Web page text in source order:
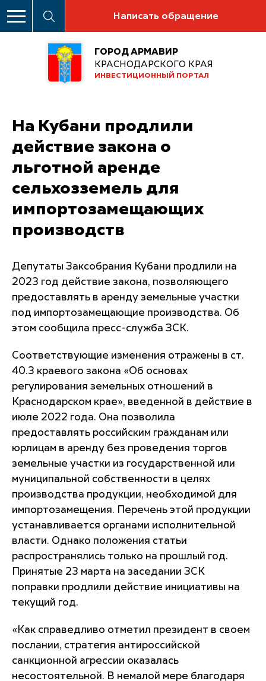
Написать обращение
ГОРОД АРМАВИР
КРАСНОДАРСКОГО КРАЯ
ИНВЕСТИЦИОННЫЙ ПОРТАЛ
На Кубани продлили
действие закона о
льготной аренде
сельхозземель для
импортозамещающих
производств
Депутаты Заксобрания Кубани продлили на
2023 год действие закона, позволяющего
предоставлять в аренду земельные участки
под импортозамещающие производства. Об
этом сообщила пресс-служба ЗСК.
Соответствующие изменения отражены в ст.
40.3 краевого закона «Об основах
регулирования земельных отношений в
Краснодарском крае», введенной в действие в
июле 2022 года. Она позволила
предоставлять российским гражданам или
юрлицам в аренду без проведения торгов
земельные участки из государственной или
муниципальной собственности в целях
производства продукции, необходимой для
импортозамещения. Перечень этой продукции
устанавливается органами исполнительной
власти. Однако положения статьи
распространялись только на прошлый год.
Принятые 23 марта на заседании ЗСК
поправки продлили действие инициативы на
текущий год.
«Как справедливо отметил президент в своем
послании, стратегия антироссийской
санкционной агрессии оказалась
несостоятельной. В немалой мере благодаря